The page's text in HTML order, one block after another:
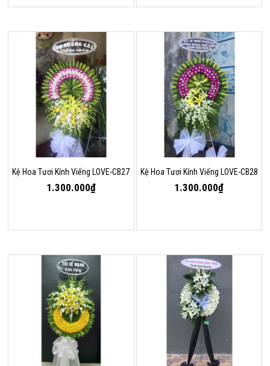
Kệ Hoa Tươi Kính Viếng LOVE-CB27
1.300.000₫
Kệ Hoa Tươi Kính Viếng LOVE-CB28
1.300.000₫